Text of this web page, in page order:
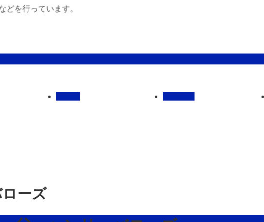
どを行っています。
ーズ